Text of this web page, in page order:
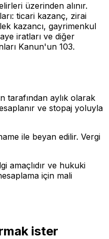
üzerinden alınır.
ticari kazanç, zirai
kazancı, gayrimenkul
iratları ve diğer
Kanun'un 103.
tarafından aylık olarak
ve stopaj yoluyla
ile beyan edilir. Vergi
amaçlıdır ve hukuki
için mali
ister